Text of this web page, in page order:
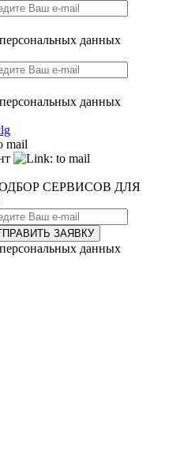
данных
данных
СЕРВИСОВ ДЛЯ
ЗАЯВКУ
данных